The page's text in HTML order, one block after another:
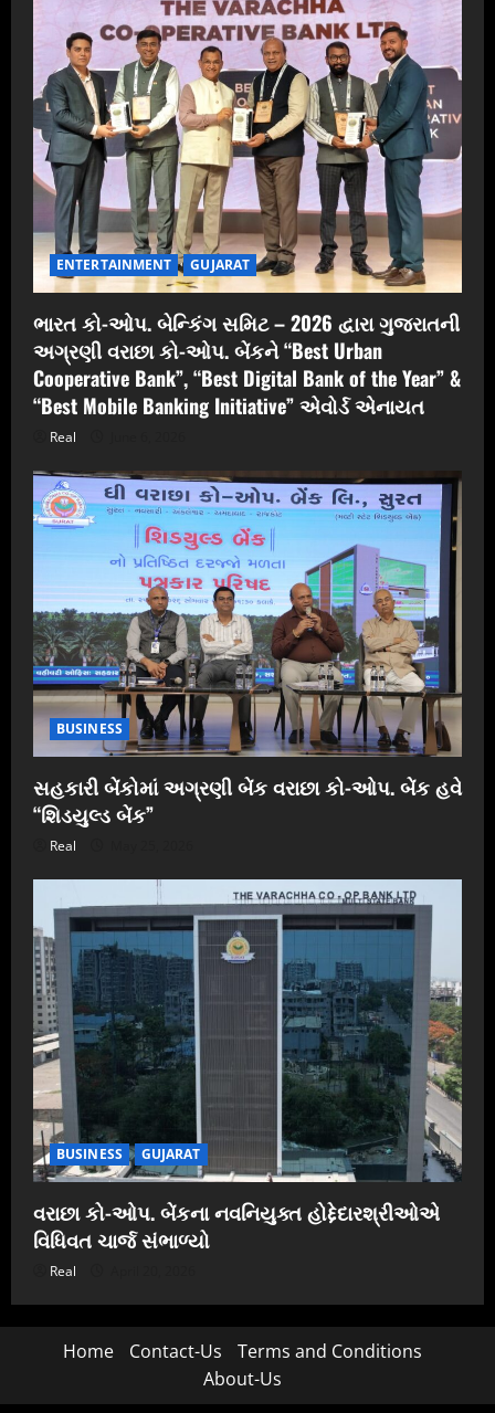
ENTERTAINMENT GUJARAT
ભારત કો-ઓપ. બેન્કિંગ સમિટ – 2026 દ્વારા ગુજરાતની
અગ્રણી વરાછા કો-ઓપ. બેંકને “Best Urban
Cooperative Bank”, “Best Digital Bank of the Year” &
“Best Mobile Banking Initiative” એવોર્ડ એનાયત
Real
BUSINESS
સહકારી બેંકોમાં અગ્રણી બેંક વરાછા કો-ઓપ. બેંક હવે
“શિડયુલ્ડ બેંક”
Real
BUSINESS GUJARAT
વરાછા કો-ઓપ. બેંકના નવનિયુક્ત હોદ્દેદારશ્રીઓએ
વિધિવત ચાર્જ સંભાળ્યો
Real
Home Contact-Us
Terms and Conditions
About-Us